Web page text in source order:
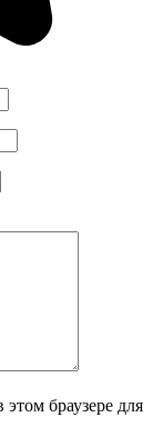
браузере для